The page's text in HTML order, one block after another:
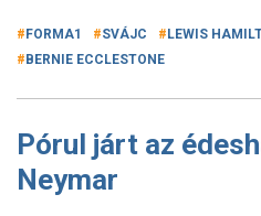
FORMA1 SVÁJC LEWIS
BERNIE ECCLESTONE
Pórul járt az
Neymar